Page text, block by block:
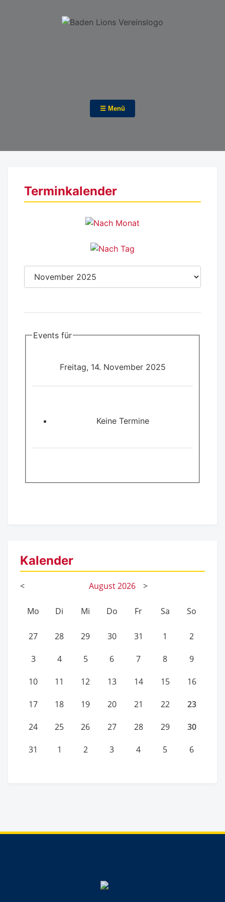
☰ Menü
Terminkalender
Events für
Freitag, 14. November 2025
Keine Termine
Kalender
< August2026 >
Mo Di Mi Do Fr Sa So
27 28 29 30 31 1 2
3 4 5 6 7 8 9
10 11 12 13 14 15 16
17 18 19 20 21 22 23
24 25 26 27 28 29 30
31 1 2 3 4 5 6